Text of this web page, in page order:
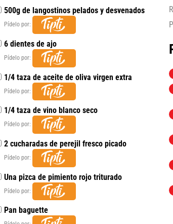
500g de langostinos pelados y desvenados
Pídelo por:
6 dientes de ajo
Pídelo por:
1/4 taza de aceite de oliva virgen extra
Pídelo por:
1/4 taza de vino blanco seco
Pídelo por:
2 cucharadas de perejil fresco picado
Pídelo por:
Una pizca de pimiento rojo triturado
Pídelo por:
Pan baguette